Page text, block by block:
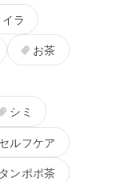
ラ
お茶
シミ
セルフケア
タンポポ茶